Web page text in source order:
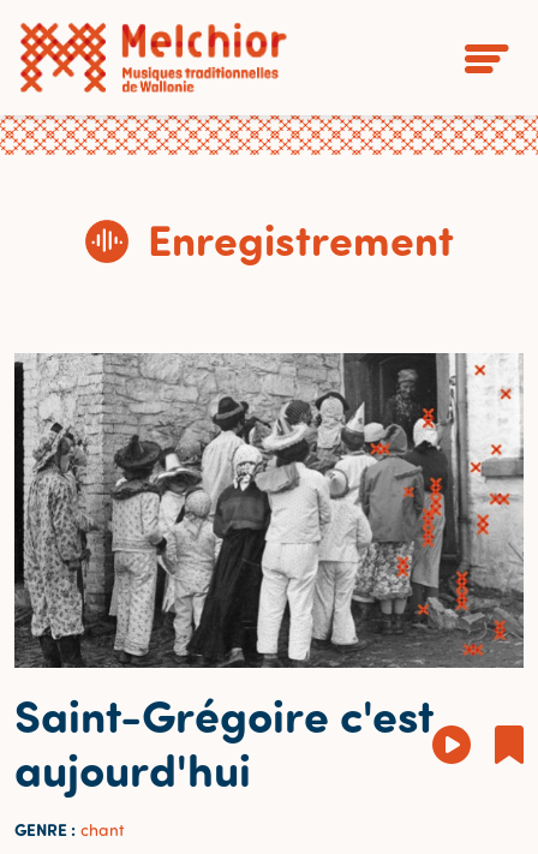
Enregistrement
Saint-Grégoire c'est
aujourd'hui
GENRE : chant